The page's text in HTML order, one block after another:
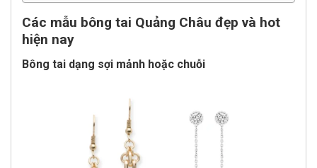
Các mẫu bông tai Quảng Châu đẹp và hot
hiện nay
Bông tai dạng sợi mảnh hoặc chuỗi